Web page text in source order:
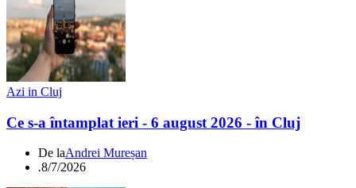
Azi in Cluj
Ce s-a întamplat ieri - 6 august 2026 - în Cluj
De laAndrei Mureșan
.8/7/2026